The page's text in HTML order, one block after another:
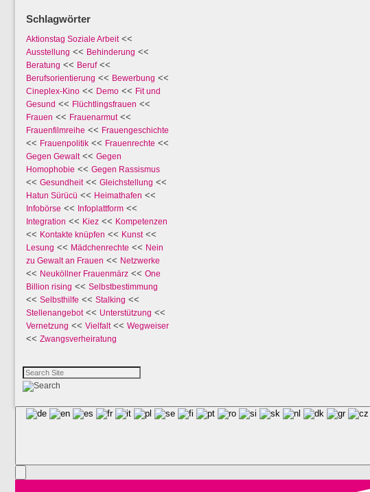
Schlagwörter
Aktionstag Soziale Arbeit<<
Ausstellung << Behinderung <<
Beratung << Beruf<<
Berufsorientierung << Bewerbung <<
Cineplex-Kino << Demo << Fit und
Gesund << Flüchtlingsfrauen <<
Frauen << Frauenarmut<<
Frauenfilmreihe << Frauengeschichte
<< Frauenpolitik << Frauenrechte <<
Gegen Gewalt<< Gegen
Homophobie << Gegen Rassismus
<< Gesundheit<< Gleichstellung <<
Hatun Sürücü << Heimathafen <<
Infobörse << Infoplattform <<
Integration << Kiez << Kompetenzen
<< Kontakte knüpfen << Kunst<<
Lesung << Mädchenrechte << Nein
zu Gewalt an Frauen << Netzwerke
<< Neuköllner Frauenmärz << One
Billion rising << Selbstbestimmung
<< Selbsthilfe << Stalking <<
Stellenangebot<< Unterstützung <<
Vernetzung << Vielfalt<< Wegweiser
<< Zwangsverheiratung